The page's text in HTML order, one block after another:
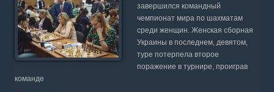
завершился командный
чемпионат мира по шахматам
среди женщин. Женская сборная
Украины в последнем, девятом,
туре потерпела второе
поражение в турнире, проиграв
команде